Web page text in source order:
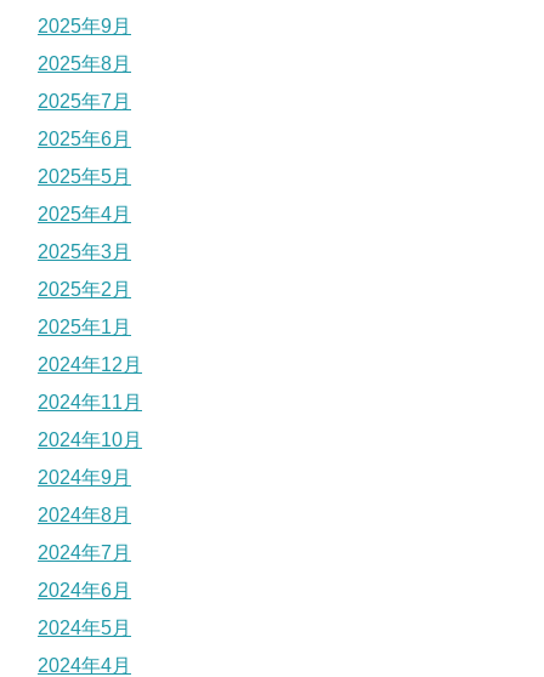
2025年9月
2025年8月
2025年7月
2025年6月
2025年5月
2025年4月
2025年3月
2025年2月
2025年1月
2024年12月
2024年11月
2024年10月
2024年9月
2024年8月
2024年7月
2024年6月
2024年5月
2024年4月